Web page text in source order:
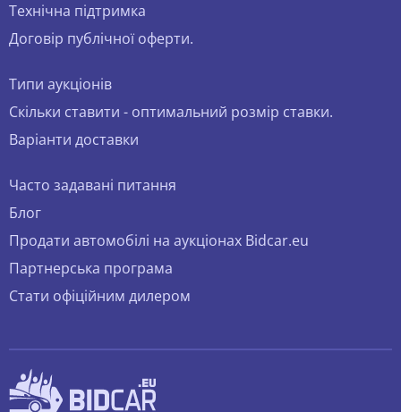
Технічна підтримка
Договір публічної оферти.
Типи аукціонів
Скільки ставити - оптимальний розмір ставки.
Варіанти доставки
Часто задавані питання
Блог
Продати автомобілі на аукціонах Bidcar.eu
Партнерська програма
Стати офіційним дилером